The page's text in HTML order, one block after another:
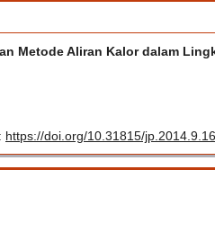
Metode Aliran Kalor dalam
https://doi.org/10.31815/